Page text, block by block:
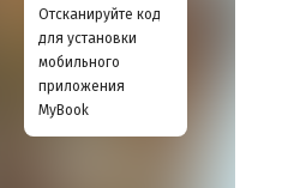
Отсканируйте код
для установки
мобильного
приложения
MyBook